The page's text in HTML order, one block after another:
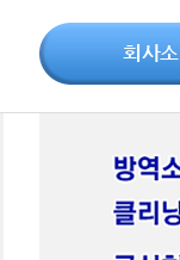
회사